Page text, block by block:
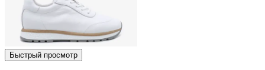
Быстрый просмотр